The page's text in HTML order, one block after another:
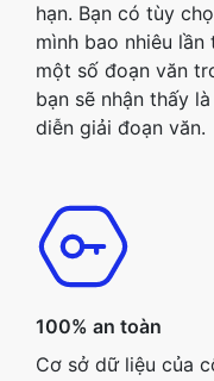
hạn. Bạn có tùy
mình bao nhiêu
một số đoạn văn
bạn sẽ nhận thấy
diễn giải đoạn văn.
100% an toàn
Cơ sở dữ liệu của